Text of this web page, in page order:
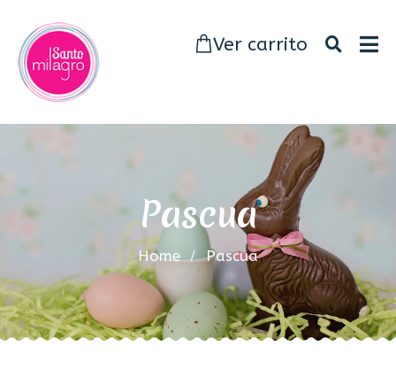
Ver carrito
Pascua
Home Pascua